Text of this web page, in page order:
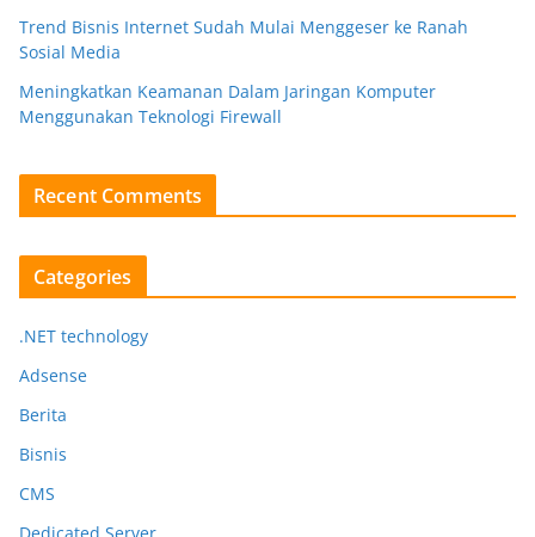
Trend Bisnis Internet Sudah Mulai Menggeser ke Ranah
Sosial Media
Meningkatkan Keamanan Dalam Jaringan Komputer
Menggunakan Teknologi Firewall
Recent Comments
Categories
.NET technology
Adsense
Berita
Bisnis
CMS